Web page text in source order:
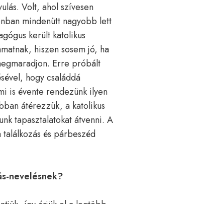
Volt, ahol szívesen
mindenütt nagyobb lett
került katolikus
hiszen sosem jó, ha
Erre próbált
hogy családdá
is évente rendezünk ilyen
átérezzük, a katolikus
tapasztalatokat átvenni. A
és párbeszéd
nevelésnek?